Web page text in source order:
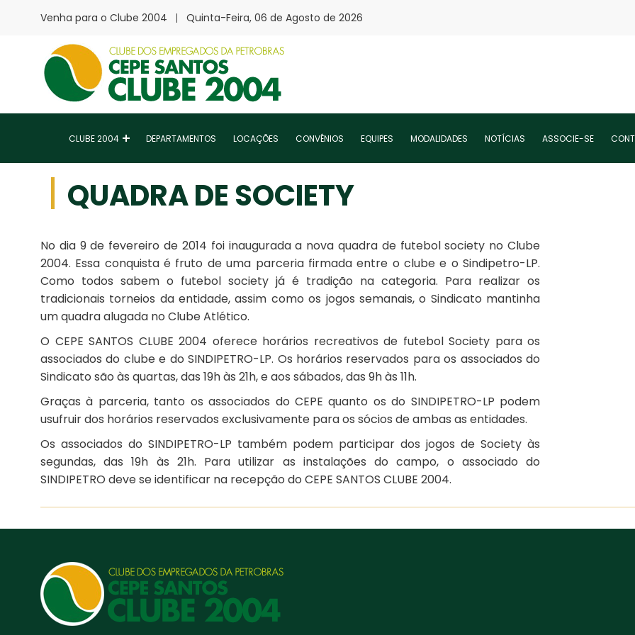
Venha para o Clube 2004 Quinta-Feira, 06 de Agosto de 2026
CLUBE 2004 DEPARTAMENTOS LOCAÇÕES CONVÊNIOS EQUIPES MODALIDADES NOTÍCIAS ASSOCIE-SE
QUADRA DE SOCIETY
No dia 9 de fevereiro de 2014 foi inaugurada a nova quadra de futebol society no Clube
2004. Essa conquista é fruto de uma parceria firmada entre o clube e o Sindipetro-LP.
Como todos sabem o futebol society já é tradição na categoria. Para realizar os
tradicionais torneios da entidade, assim como os jogos semanais, o Sindicato mantinha
um quadra alugada no Clube Atlético.
O CEPE SANTOS CLUBE 2004 oferece horários recreativos de futebol Society para os
associados do clube e do SINDIPETRO-LP. Os horários reservados para os associados do
Sindicato são às quartas, das 19h às 21h, e aos sábados, das 9h às 11h.
Graças à parceria, tanto os associados do CEPE quanto os do SINDIPETRO-LP podem
usufruir dos horários reservados exclusivamente para os sócios de ambas as entidades.
Os associados do SINDIPETRO-LP também podem participar dos jogos de Society às
segundas, das 19h às 21h. Para utilizar as instalações do campo, o associado do
SINDIPETRO deve se identificar na recepção do CEPE SANTOS CLUBE 2004.